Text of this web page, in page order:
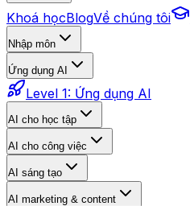
Khoá họcBlogVề chúng tôi
Nhập môn
Ứng dụng AI
Level 1: Ứng dụng AI
AI cho học tập
AI cho công việc
AI sáng tạo
AI marketing & content